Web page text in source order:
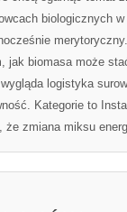
biologicznych
jak biomasa może
logistyka
Kategorie to
że zmiana miksu